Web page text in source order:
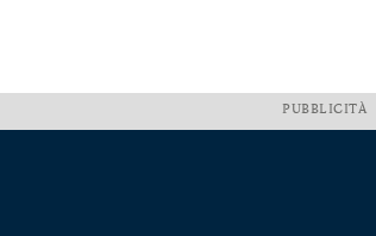
PUBBLICITÀ